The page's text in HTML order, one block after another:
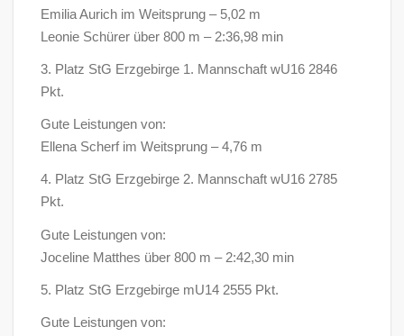
Emilia Aurich im Weitsprung – 5,02 m
Leonie Schürer über 800 m – 2:36,98 min
3. Platz StG Erzgebirge 1. Mannschaft wU16 2846
Pkt.
Gute Leistungen von:
Ellena Scherf im Weitsprung – 4,76 m
4. Platz StG Erzgebirge 2. Mannschaft wU16 2785
Pkt.
Gute Leistungen von:
Joceline Matthes über 800 m – 2:42,30 min
5. Platz StG Erzgebirge mU14 2555 Pkt.
Gute Leistungen von: